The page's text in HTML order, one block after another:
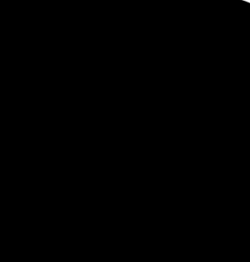
заморочек. Просто загружаешь
и отличный сервис. Буду